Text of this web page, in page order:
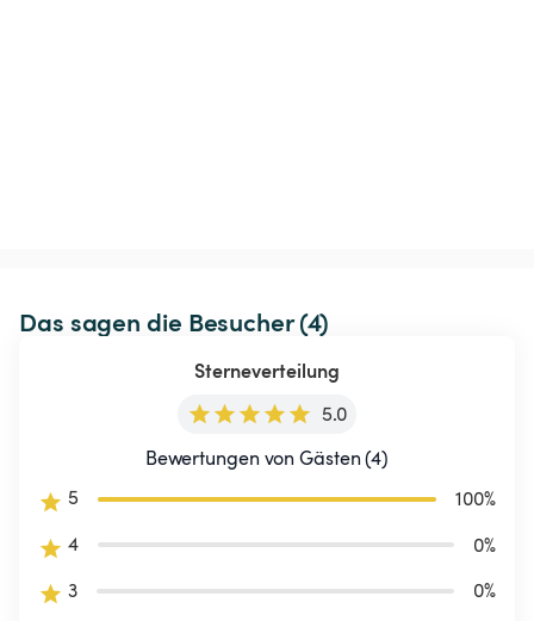
Das sagen die Besucher (4)
Sterneverteilung
5.0
Bewertungen von Gästen (4)
5
100%
4
0%
3
0%